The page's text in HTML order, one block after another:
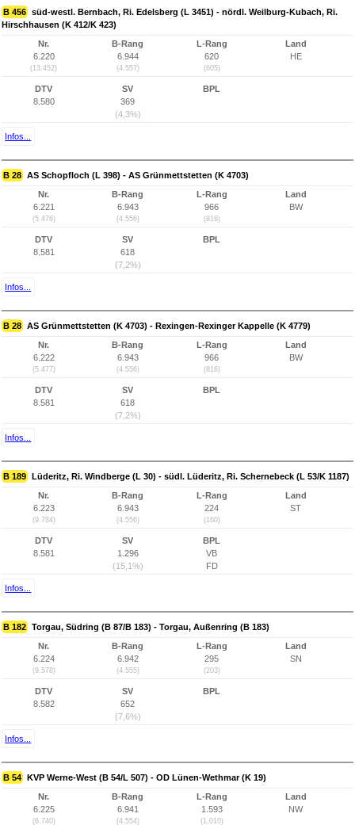
B 456 süd-westl. Bernbach, Ri. Edelsberg (L 3451) - nördl. Weilburg-Kubach, Ri.
Hirschhausen (K 412/K 423)
Nr.
6.220
(13.452)
B-Rang
6.944
(4.557)
L-Rang
620
(605)
Land
HE
DTV
8.580
SV
369
(4,3%)
BPL
Infos...
B 28 AS Schopfloch (L 398) - AS Grünmettstetten (K 4703)
Nr.
6.221
(5.476)
B-Rang
6.943
(4.556)
L-Rang
966
(816)
Land
BW
DTV
8.581
SV
618
(7,2%)
BPL
Infos...
B 28 AS Grünmettstetten (K 4703) - Rexingen-Rexinger Kappelle (K 4779)
Nr.
6.222
(5.477)
B-Rang
6.943
(4.556)
L-Rang
966
(816)
Land
BW
DTV
8.581
SV
618
(7,2%)
BPL
Infos...
B 189 Lüderitz, Ri. Windberge (L 30) - südl. Lüderitz, Ri. Schernebeck (L 53/K 1187)
Nr.
6.223
(9.784)
B-Rang
6.943
(4.556)
L-Rang
224
(160)
Land
ST
DTV
8.581
SV
1.296
(15,1%)
BPL
VB
FD
Infos...
B 182 Torgau, Südring (B 87/B 183) - Torgau, Außenring (B 183)
Nr.
6.224
(9.578)
B-Rang
6.942
(4.555)
L-Rang
295
(203)
Land
SN
DTV
8.582
SV
652
(7,6%)
BPL
Infos...
B 54 KVP Werne-West (B 54/L 507) - OD Lünen-Wethmar (K 19)
Nr.
6.225
(6.740)
B-Rang
6.941
(4.554)
L-Rang
1.593
(1.010)
Land
NW